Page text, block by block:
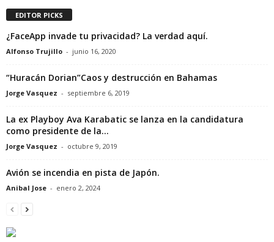
EDITOR PICKS
¿FaceApp invade tu privacidad? La verdad aquí.
Alfonso Trujillo - junio 16, 2020
“Huracán Dorian”Caos y destrucción en Bahamas
Jorge Vasquez - septiembre 6, 2019
La ex Playboy Ava Karabatic se lanza en la candidatura
como presidente de la...
Jorge Vasquez - octubre 9, 2019
Avión se incendia en pista de Japón.
Anibal Jose - enero 2, 2024